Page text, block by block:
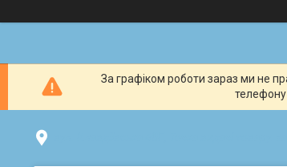
За графіком роботи зараз ми не